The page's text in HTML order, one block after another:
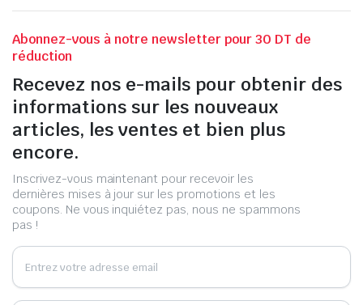
Abonnez-vous à notre newsletter pour 30 DT de
réduction
Recevez nos e-mails pour obtenir des
informations sur les nouveaux
articles, les ventes et bien plus
encore.
Inscrivez-vous maintenant pour recevoir les
dernières mises à jour sur les promotions et les
coupons. Ne vous inquiétez pas, nous ne spammons
pas !